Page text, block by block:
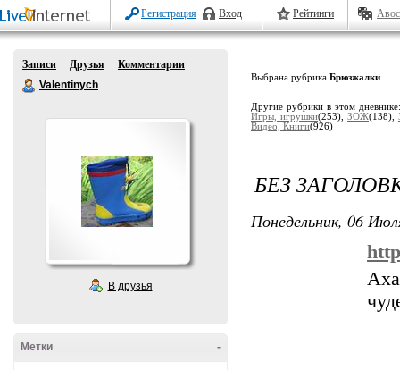
Регистрация Вход Рейтинги
Записи Друзья
Комментарии
Valentinych
В друзья
-
Метки
Выбрана рубрика Брюзжалки
Другие рубрики в этом
Игры, игрушки(253), ЗОЖ(138),
Видео, Книги(926)
БЕЗ
Понедельник, 06